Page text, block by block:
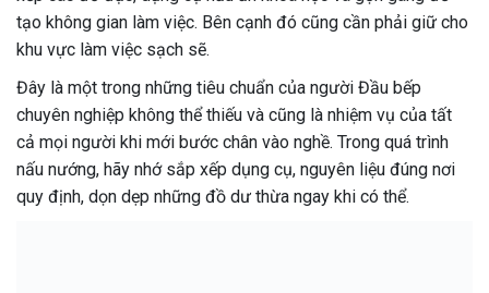
tạo không gian làm việc. Bên cạnh đó cũng cần phải giữ cho
khu vực làm việc sạch sẽ.
Đây là một trong những tiêu chuẩn của người Đầu bếp
chuyên nghiệp không thể thiếu và cũng là nhiệm vụ của tất
cả mọi người khi mới bước chân vào nghề. Trong quá trình
nấu nướng, hãy nhớ sắp xếp dụng cụ, nguyên liệu đúng nơi
quy định, dọn dẹp những đồ dư thừa ngay khi có thể.